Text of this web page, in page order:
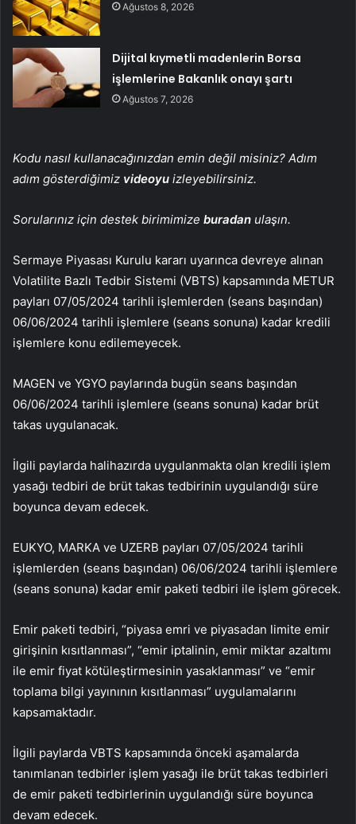
Ağustos 8, 2026
Dijital kıymetli madenlerin Borsa
işlemlerine Bakanlık onayı şartı
Ağustos 7, 2026
Kodu nasıl kullanacağınızdan emin değil misiniz? Adım
adım gösterdiğimiz videoyu izleyebilirsiniz.
Sorularınız için destek birimimize buradan ulaşın.
Sermaye Piyasası Kurulu kararı uyarınca devreye alınan
Volatilite Bazlı Tedbir Sistemi (VBTS) kapsamında METUR
payları 07/05/2024 tarihli işlemlerden (seans başından)
06/06/2024 tarihli işlemlere (seans sonuna) kadar kredili
işlemlere konu edilemeyecek.
MAGEN ve YGYO paylarında bugün seans başından
06/06/2024 tarihli işlemlere (seans sonuna) kadar brüt
takas uygulanacak.
İlgili paylarda halihazırda uygulanmakta olan kredili işlem
yasağı tedbiri de brüt takas tedbirinin uygulandığı süre
boyunca devam edecek.
EUKYO, MARKA ve UZERB payları 07/05/2024 tarihli
işlemlerden (seans başından) 06/06/2024 tarihli işlemlere
(seans sonuna) kadar emir paketi tedbiri ile işlem görecek.
Emir paketi tedbiri, “piyasa emri ve piyasadan limite emir
girişinin kısıtlanması”, “emir iptalinin, emir miktar azaltımı
ile emir fiyat kötüleştirmesinin yasaklanması” ve “emir
toplama bilgi yayınının kısıtlanması” uygulamalarını
kapsamaktadır.
İlgili paylarda VBTS kapsamında önceki aşamalarda
tanımlanan tedbirler işlem yasağı ile brüt takas tedbirleri
de emir paketi tedbirlerinin uygulandığı süre boyunca
devam edecek.